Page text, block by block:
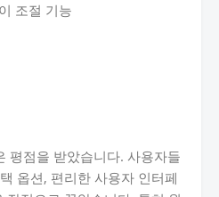
조절 기능
평점을 받았습니다. 사용자들
옵션, 편리한 사용자 인터페